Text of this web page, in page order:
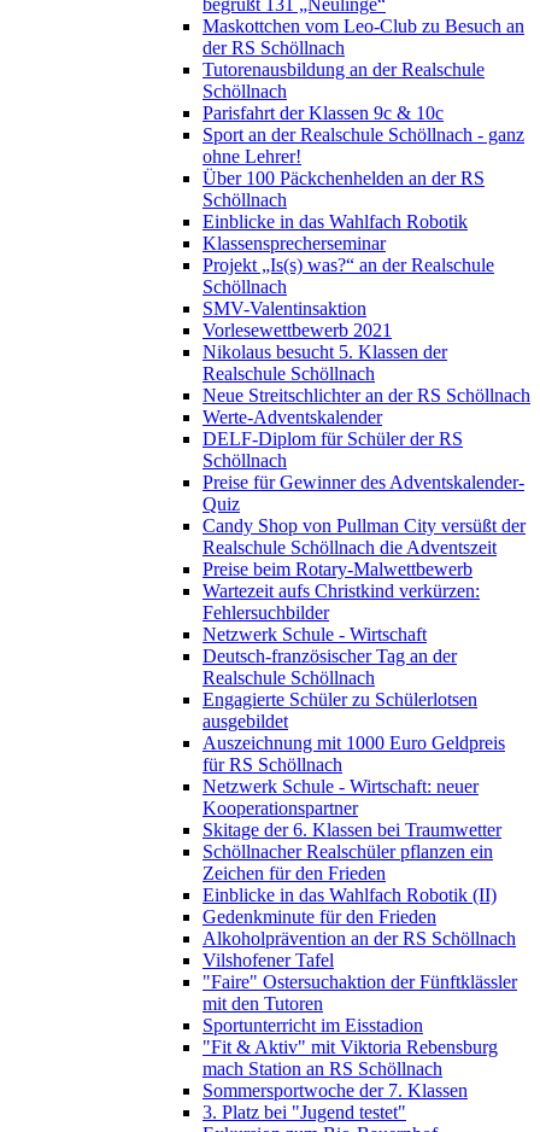
begrüßt 131 „Neulinge“
Maskottchen vom Leo-Club zu Besuch an
der RS Schöllnach
Tutorenausbildung an der Realschule
Schöllnach
Parisfahrt der Klassen 9c & 10c
Sport an der Realschule Schöllnach - ganz
ohne Lehrer!
Über 100 Päckchenhelden an der RS
Schöllnach
Einblicke in das Wahlfach Robotik
Klassensprecherseminar
Projekt „Is(s) was?“ an der Realschule
Schöllnach
SMV-Valentinsaktion
Vorlesewettbewerb 2021
Nikolaus besucht 5. Klassen der
Realschule Schöllnach
Neue Streitschlichter an der RS Schöllnach
Werte-Adventskalender
DELF-Diplom für Schüler der RS
Schöllnach
Preise für Gewinner des Adventskalender-
Quiz
Candy Shop von Pullman City versüßt der
Realschule Schöllnach die Adventszeit
Preise beim Rotary-Malwettbewerb
Wartezeit aufs Christkind verkürzen:
Fehlersuchbilder
Netzwerk Schule - Wirtschaft
Deutsch-französischer Tag an der
Realschule Schöllnach
Engagierte Schüler zu Schülerlotsen
ausgebildet
Auszeichnung mit 1000 Euro Geldpreis
für RS Schöllnach
Netzwerk Schule - Wirtschaft: neuer
Kooperationspartner
Skitage der 6. Klassen bei Traumwetter
Schöllnacher Realschüler pflanzen ein
Zeichen für den Frieden
Einblicke in das Wahlfach Robotik (II)
Gedenkminute für den Frieden
Alkoholprävention an der RS Schöllnach
Vilshofener Tafel
"Faire" Ostersuchaktion der Fünftklässler
mit den Tutoren
Sportunterricht im Eisstadion
"Fit & Aktiv" mit Viktoria Rebensburg
mach Station an RS Schöllnach
Sommersportwoche der 7. Klassen
3. Platz bei "Jugend testet"